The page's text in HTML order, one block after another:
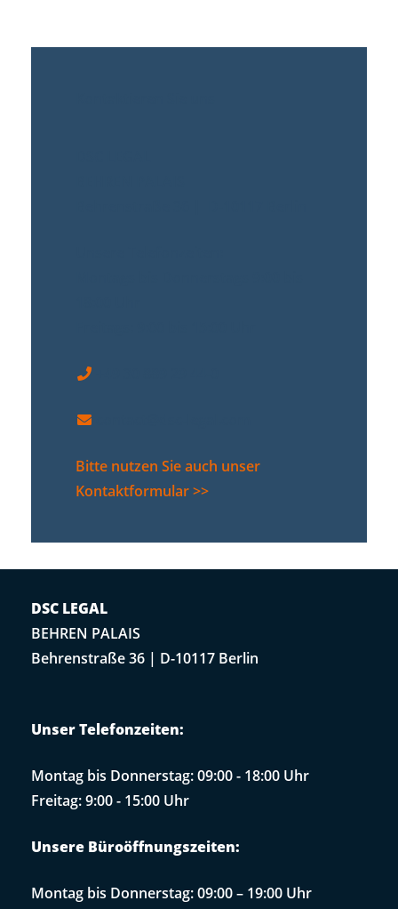
Bitte nutzen Sie auch unser
Kontaktformular >>
DSC LEGAL
BEHREN PALAIS
Behrenstraße 36 | D-10117 Berlin
Unser Telefonzeiten:
Montag bis Donnerstag: 09:00 - 18:00 Uhr
Freitag: 9:00 - 15:00 Uhr
Unsere Büroöffnungszeiten:
Montag bis Donnerstag: 09:00 – 19:00 Uhr